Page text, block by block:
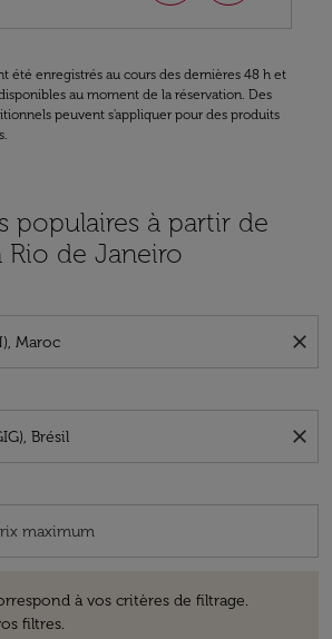
été enregistrés au cours des dernières 48 h et
au moment de la réservation. Des
peuvent s'appliquer pour des produits
populaires à partir de
Rio de Janeiro
close
close
à vos critères de filtrage.
filtres.